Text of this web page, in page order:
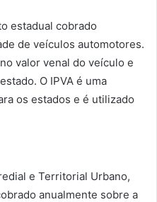
estadual cobrado
de veículos automotores.
valor venal do veículo e
O IPVA é uma
os estados e é utilizado
e Territorial Urbano,
anualmente sobre a